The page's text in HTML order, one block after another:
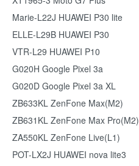
Marie-L22J HUAWEI P30 lite
ELLE-L29B HUAWEI P30
VTR-L29 HUAWEI P10
G020H Google Pixel 3a
G020D Google Pixel 3a XL
ZB633KL ZenFone Max(M2)
ZB631KL ZenFone Max Pro(M2)
ZA550KL ZenFone Live(L1)
POT-LX2J HUAWEI nova lite3